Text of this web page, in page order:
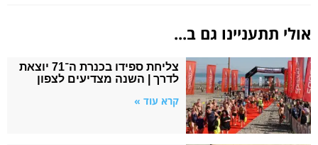
אולי תתעניינו גם ב...
צליחת ספידו בכנרת ה־71 יוצאת
לדרך | השנה מצדיעים לצפון
קרא עוד »